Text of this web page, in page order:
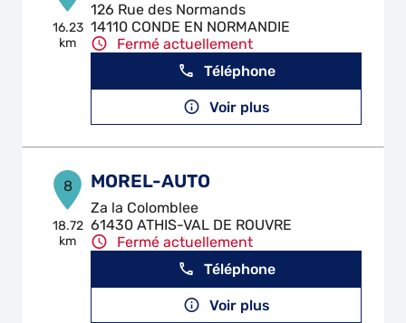
16.23
km
126 Rue des Normands
14110 CONDE EN NORMANDIE
Fermé actuellement
Téléphone
Voir plus
8
18.72
km
MOREL-AUTO
Za la Colomblee
61430 ATHIS-VAL DE ROUVRE
Fermé actuellement
Téléphone
Voir plus